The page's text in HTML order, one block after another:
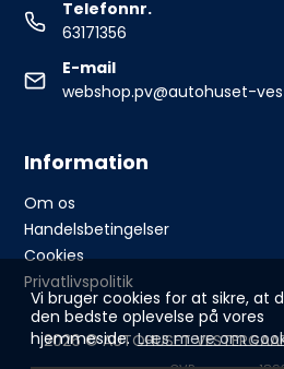
Vi bruger cookies for at sikre, at
den bedste oplevelse på vores
hjemmeside.Læs mere om
Telefonnr.
63171356
E-mail
webshop.pv@autohuset-
Information
Om os
Handelsbetingelser
Cookies
Privatlivspolitik
2026 © AUTOHUSET